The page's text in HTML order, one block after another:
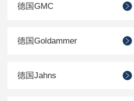
德国GMC
德国Goldammer
德国Jahns